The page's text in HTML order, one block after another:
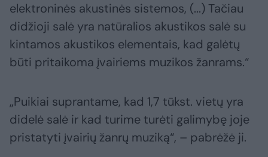
elektroninės akustinės sistemos, (...) Tačiau
didžioji salė yra natūralios akustikos salė su
kintamos akustikos elementais, kad galėtų
būti pritaikoma įvairiems muzikos žanrams.“
„Puikiai suprantame, kad 1,7 tūkst. vietų yra
didelė salė ir kad turime turėti galimybę joje
pristatyti įvairių žanrų muziką“, – pabrėžė ji.